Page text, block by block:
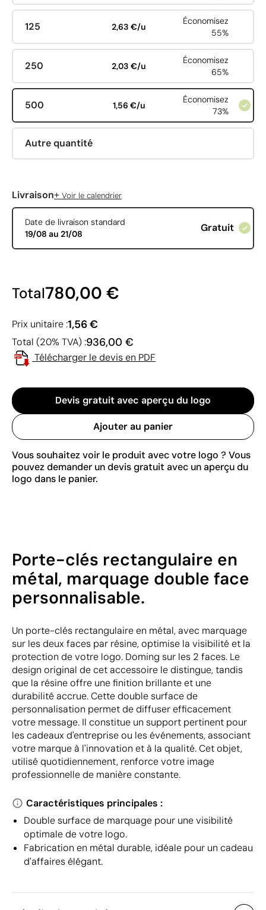
125 2,63 €/u
Économisez
55%
250 2,03 €/u
Économisez
65%
500 1,56 €/u
Économisez
73%
Autre quantité
Livraison+ Voir le calendrier
Date de livraison standard
19/08 au 21/08
Gratuit
Total780,00 €
Prix unitaire :1,56 €
Total (20% TVA) :936,00 €
Télécharger le devis en PDF
Devis gratuit avec aperçu du logo
Ajouter au panier
Vous souhaitez voir le produit avec votre logo ? Vous
pouvez demander un devis gratuit avec un aperçu du
logo dans le panier.
Porte-clés rectangulaire en
métal, marquage double face
personnalisable.
Un porte-clés rectangulaire en métal, avec marquage
sur les deux faces par résine, optimise la visibilité et la
protection de votre logo. Doming sur les 2 faces. Le
design original de cet accessoire le distingue, tandis
que la résine offre une finition brillante et une
durabilité accrue. Cette double surface de
personnalisation permet de diffuser efficacement
votre message. Il constitue un support pertinent pour
les cadeaux d'entreprise ou les événements, associant
votre marque à l'innovation et à la qualité. Cet objet,
utilisé quotidiennement, renforce votre image
professionnelle de manière constante.
Caractéristiques principales :
Double surface de marquage pour une visibilité
optimale de votre logo.
Fabrication en métal durable, idéale pour un cadeau
d'affaires élégant.